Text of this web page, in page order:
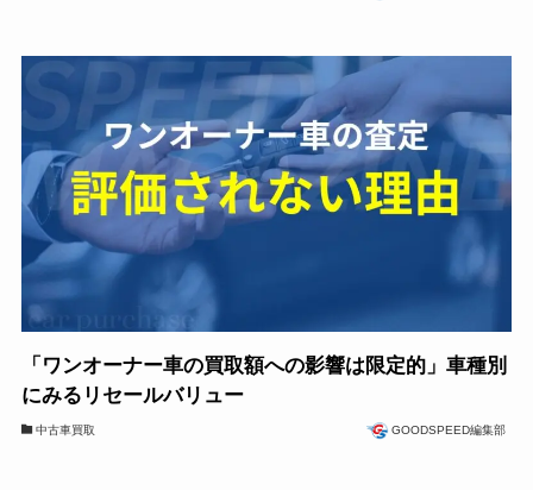
「ワンオーナー車の買取額への影響は限定的」車種別
にみるリセールバリュー
中古車買取 GOODSPEED編集部